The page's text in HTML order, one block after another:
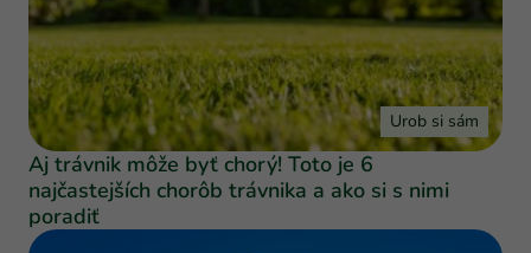
Urob si sám
Aj trávnik môže byť chorý! Toto je 6
najčastejších chorôb trávnika a ako si s nimi
poradiť